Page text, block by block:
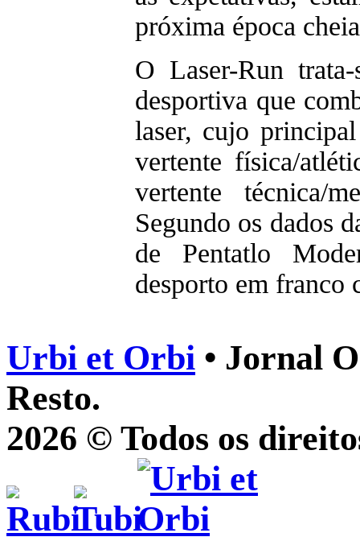
próxima época
O Laser-Run
desportiva que
laser, cujo
vertente física/
vertente técnica/
Segundo os dados
de Pentatlo
desporto em
Urbi et Orbi • Jornal
Resto.
2026 © Todos os